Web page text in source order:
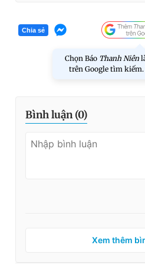
Chia sẻ
Chọn Báo Thanh Niên
trên Google tìm kiếm.
Bình luận (0)
Xem thêm